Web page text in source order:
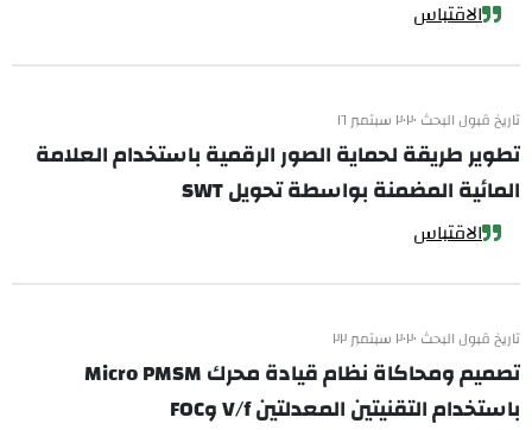
الاقتباس
تاريخ قبول البحث ٢٠٢٠ سبتمبر ١٦
تطوير طريقة لحماية الصور الرقمية باستخدام العلامة
المائية المضمنة بواسطة تحويل SWT
الاقتباس
تاريخ قبول البحث ٢٠٢٠ سبتمبر ٢٢
تصميم ومحاكاة نظام قيادة محرك Micro PMSM
باستخدام التقنيتين المعدلتين V/f وFOC